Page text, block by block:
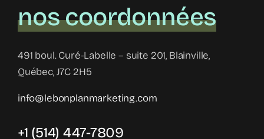
nos coordonnées
491 boul. Curé-Labelle – suite 201, Blainville,
Québec, J7C 2H5
info@lebonplanmarketing.com
+1 (514) 447-7809